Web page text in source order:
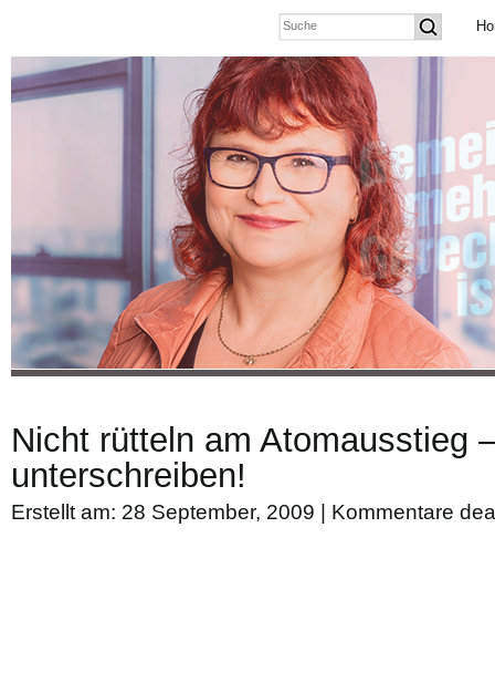
Nicht rütteln am Atomausstieg
unterschreiben!
Erstellt am: 28 September, 2009 | Kommentare